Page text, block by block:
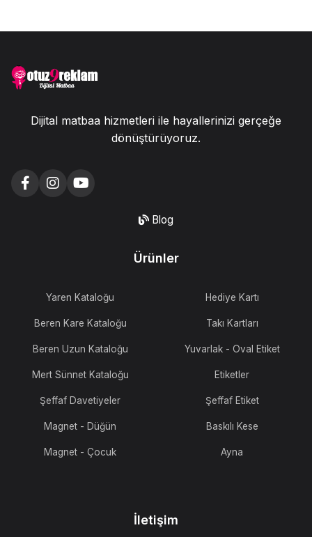
Dijital matbaa hizmetleri ile hayallerinizi gerçeğe
dönüştürüyoruz.
Blog
Ürünler
Yaren Kataloğu
Beren Kare Kataloğu
Beren Uzun Kataloğu
Mert Sünnet Kataloğu
Şeffaf Davetiyeler
Magnet - Düğün
Magnet - Çocuk
Hediye Kartı
Takı Kartları
Yuvarlak - Oval Etiket
Etiketler
Şeffaf Etiket
Baskılı Kese
Ayna
İletişim